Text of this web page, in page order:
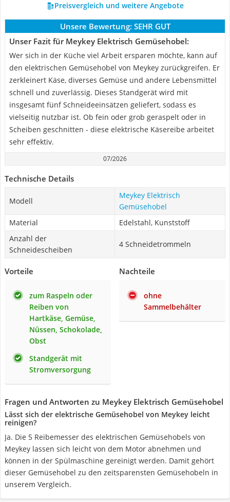
Preisvergleich und weitere Angebote
Unsere Bewertung: SEHR GUT
Unser Fazit für Meykey Elektrisch Gemüsehobel:
Wer sich in der Küche viel Arbeit ersparen möchte, kann auf
den elektrischen Gemüsehobel von Meykey zurückgreifen. Er
zerkleinert Käse, diverses Gemüse und andere Lebensmittel
schnell und zuverlässig. Dieses Standgerät wird mit
insgesamt fünf Schneideeinsätzen geliefert, sodass es
vielseitig nutzbar ist. Ob fein oder grob geraspelt oder in
Scheiben geschnitten - diese elektrische Käsereibe arbeitet
sehr effektiv.
07/2026
Technische Details
Modell
Meykey Elektrisch
Gemüsehobel
Material
Edelstahl, Kunststoff
Anzahl der
Schneidescheiben
4 Schneidetrommeln
Vorteile
zum Raspeln oder
Reiben von
Hartkäse, Gemüse,
Nüssen, Schokolade,
Obst
Standgerät mit
Stromversorgung
Nachteile
ohne
Sammelbehälter
Fragen und Antworten zu Meykey Elektrisch Gemüsehobel
Lässt sich der elektrische Gemüsehobel von Meykey leicht
reinigen?
Ja. Die 5 Reibemesser des elektrischen Gemüsehobels von
Meykey lassen sich leicht von dem Motor abnehmen und
können in der Spülmaschine gereinigt werden. Damit gehört
dieser Gemüsehobel zu den zeitsparensten Gemüsehobeln in
unserem Vergleich.